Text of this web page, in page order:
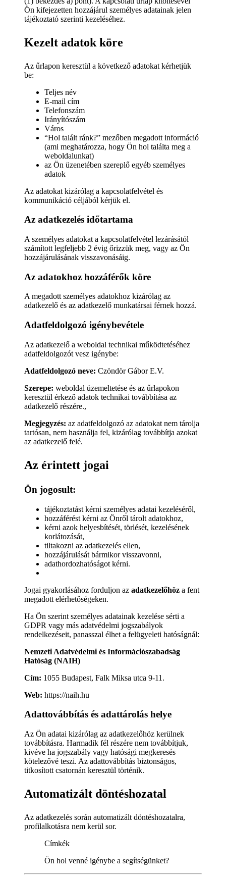
Ön kifejezetten hozzájárul személyes adatainak jelen
tájékoztató szerinti kezeléséhez.
Kezelt adatok köre
Az űrlapon keresztül a következő adatokat kérhetjük
be:
Teljes név
E-mail cím
Telefonszám
Irányítószám
Város
“Hol talált ránk?” mezőben megadott információ
(ami meghatározza, hogy Ön hol találta meg a
weboldalunkat)
az Ön üzenetében szereplő egyéb személyes
adatok
Az adatokat kizárólag a kapcsolatfelvétel és
kommunikáció céljából kérjük el.
Az adatkezelés időtartama
A személyes adatokat a kapcsolatfelvétel lezárásától
számított legfeljebb 2 évig őrizzük meg, vagy az Ön
hozzájárulásának visszavonásáig.
Az adatokhoz hozzáférők köre
A megadott személyes adatokhoz kizárólag az
adatkezelő és az adatkezelő munkatársai férnek hozzá.
Adatfeldolgozó igénybevétele
Az adatkezelő a weboldal technikai működtetéséhez
adatfeldolgozót vesz igénybe:
Adatfeldolgozó neve: Czöndör Gábor E.V.
Szerepe: weboldal üzemeltetése és az űrlapokon
keresztül érkező adatok technikai továbbítása az
adatkezelő részére.,
Megjegyzés: az adatfeldolgozó az adatokat nem tárolja
tartósan, nem használja fel, kizárólag továbbítja azokat
az adatkezelő felé.
Az érintett jogai
Ön jogosult:
tájékoztatást kérni személyes adatai kezeléséről,
hozzáférést kérni az Önről tárolt adatokhoz,
kérni azok helyesbítését, törlését, kezelésének
korlátozását,
tiltakozni az adatkezelés ellen,
hozzájárulását bármikor visszavonni,
adathordozhatóságot kérni.
Jogai gyakorlásához forduljon az adatkezelőhöz a fent
megadott elérhetőségeken.
Ha Ön szerint személyes adatainak kezelése sérti a
GDPR vagy más adatvédelmi jogszabályok
rendelkezéseit, panasszal élhet a felügyeleti hatóságnál:
Nemzeti Adatvédelmi és Információszabadság
Hatóság (NAIH)
Cím: 1055 Budapest, Falk Miksa utca 9-11.
Web: https://naih.hu
Adattovábbítás és adattárolás helye
Az Ön adatai kizárólag az adatkezelőhöz kerülnek
továbbításra. Harmadik fél részére nem továbbítjuk,
kivéve ha jogszabály vagy hatósági megkeresés
kötelezővé teszi. Az adattovábbítás biztonságos,
titkosított csatornán keresztül történik.
Automatizált döntéshozatal
Az adatkezelés során automatizált döntéshozatalra,
profilalkotásra nem kerül sor.
Címkék
Ön hol venné igénybe a segítségünket?